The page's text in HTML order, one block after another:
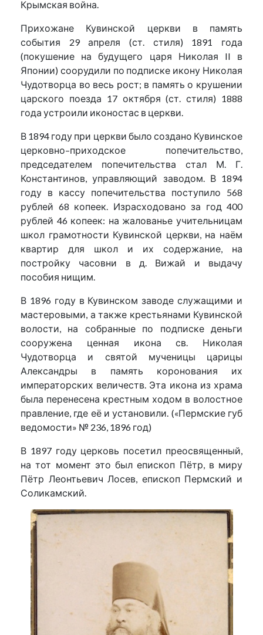
Крымская война.
Прихожане Кувинской церкви в память
события 29 апреля (ст. стиля) 1891 года
(покушение на будущего царя Николая II в
Японии) соорудили по подписке икону Николая
Чудотворца во весь рост; в память о крушении
царского поезда 17 октября (ст. стиля) 1888
года устроили иконостас в церкви.
В 1894 году при церкви было создано Кувинское
церковно–приходское попечительство,
председателем попечительства стал М. Г.
Константинов, управляющий заводом. В 1894
году в кассу попечительства поступило 568
рублей 68 копеек. Израсходовано за год 400
рублей 46 копеек: на жалованье учительницам
школ грамотности Кувинской церкви, на наём
квартир для школ и их содержание, на
постройку часовни в д. Вижай и выдачу
пособия нищим.
В 1896 году в Кувинском заводе служащими и
мастеровыми, а также крестьянами Кувинской
волости, на собранные по подписке деньги
сооружена ценная икона св. Николая
Чудотворца и святой мученицы царицы
Александры в память коронования их
императорских величеств. Эта икона из храма
была перенесена крестным ходом в волостное
правление, где её и установили. («Пермские губ
ведомости» № 236, 1896 год)
В 1897 году церковь посетил преосвященный,
на тот момент это был епископ Пётр, в миру
Пётр Леонтьевич Лосев, епископ Пермский и
Соликамский.